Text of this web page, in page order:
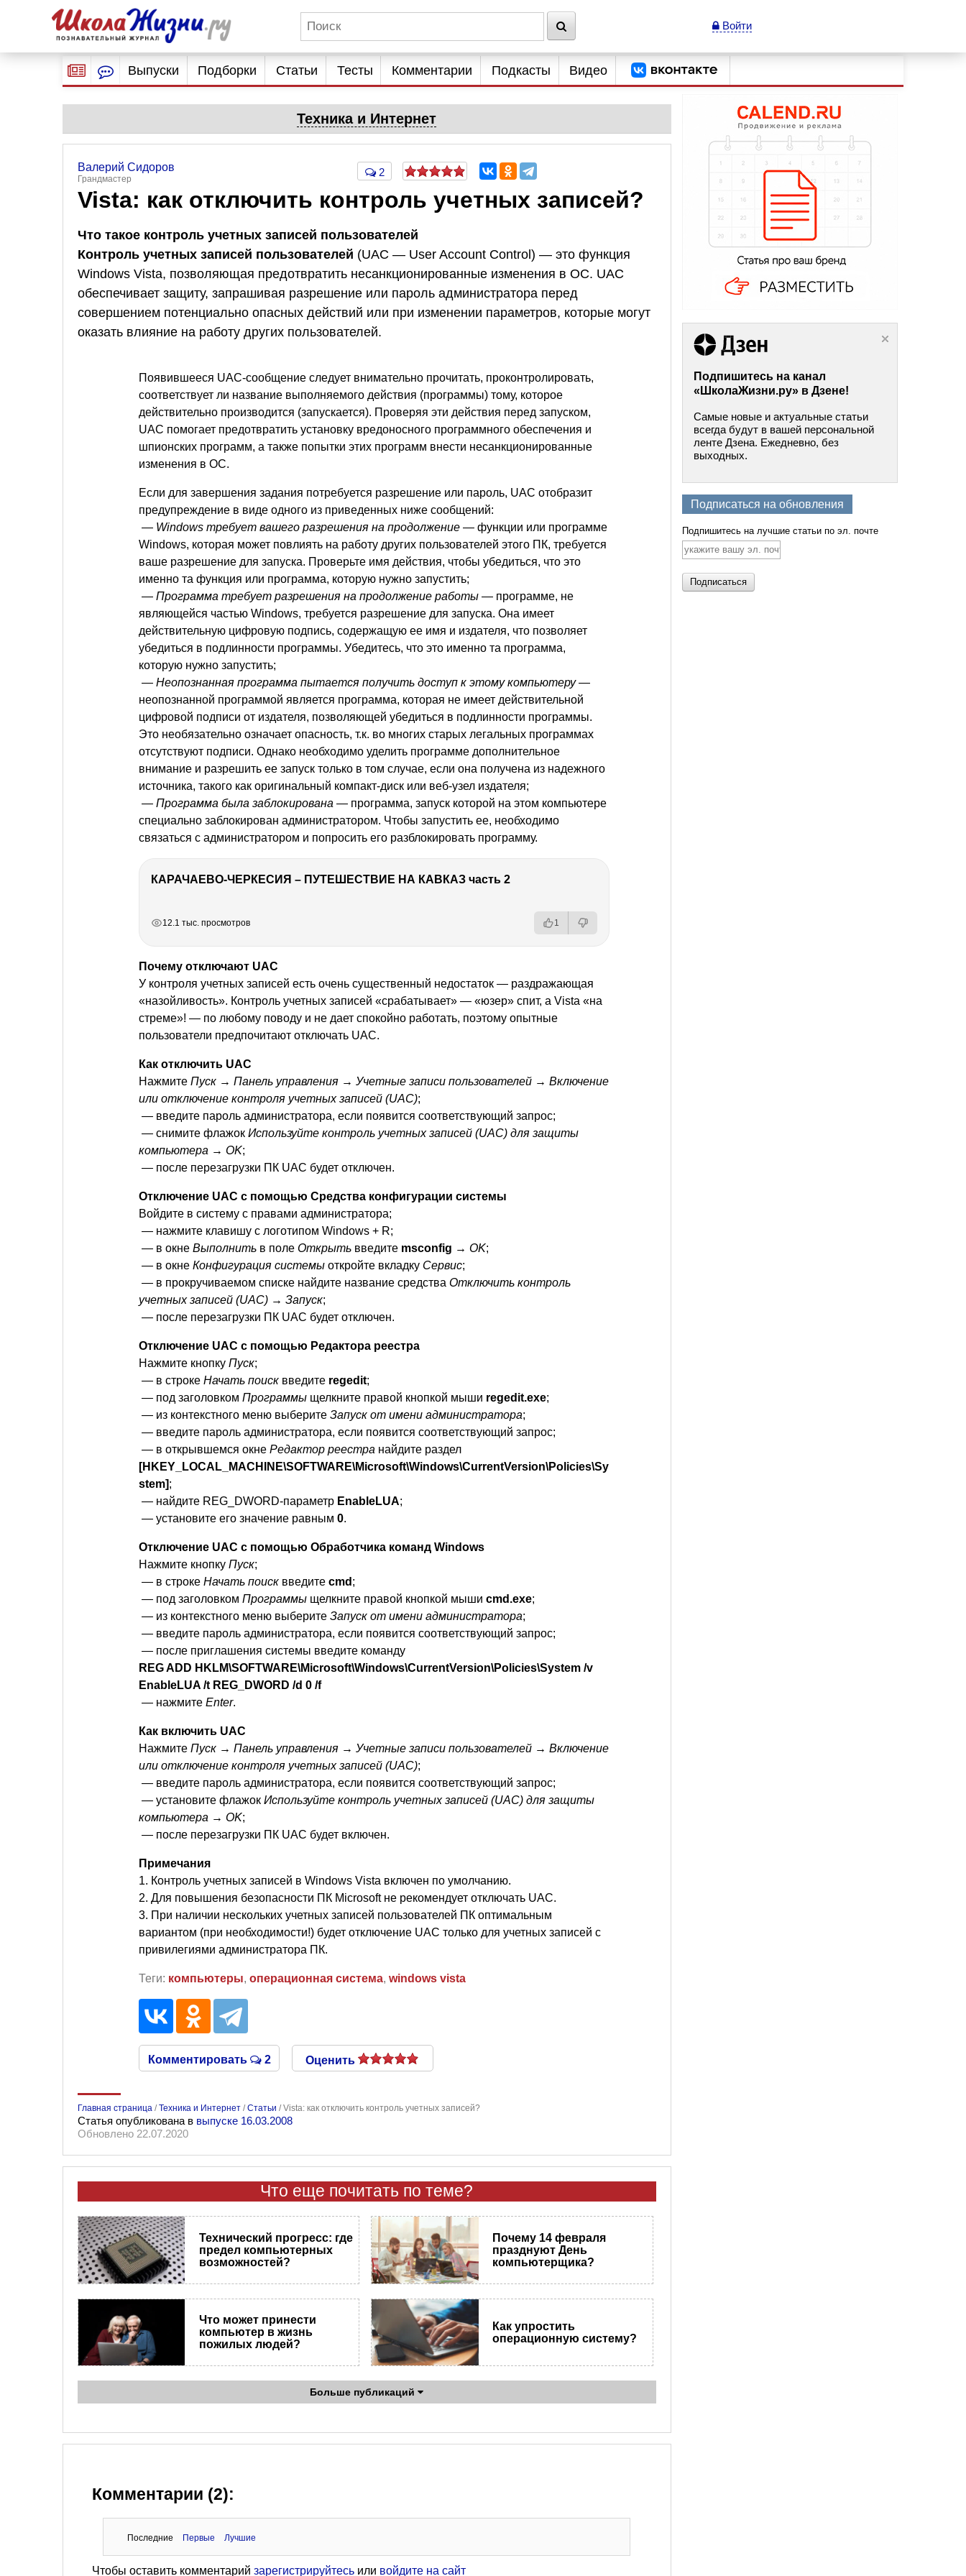
Войти
Выпуски Подборки Статьи Тесты Комментарии Подкасты Видео
Техника и Интернет
Валерий Сидоров
Грандмастер
2
Vista: как отключить контроль учетных записей?
Что такое контроль учетных записей пользователей
Контроль учетных записей пользователей (UAC — User Account Control) — это функция
Windows Vista, позволяющая предотвратить несанкционированные изменения в ОС. UAC
обеспечивает защиту, запрашивая разрешение или пароль администратора перед
совершением потенциально опасных действий или при изменении параметров, которые могут
оказать влияние на работу других пользователей.
Появившееся UAC-сообщение следует внимательно прочитать, проконтролировать,
соответствует ли название выполняемого действия (программы) тому, которое
действительно производится (запускается). Проверяя эти действия перед запуском,
UAC помогает предотвратить установку вредоносного программного обеспечения и
шпионских программ, а также попытки этих программ внести несанкционированные
изменения в ОС.
Если для завершения задания потребуется разрешение или пароль, UAC отобразит
предупреждение в виде одного из приведенных ниже сообщений:
— Windows требует вашего разрешения на продолжение — функции или программе
Windows, которая может повлиять на работу других пользователей этого ПК, требуется
ваше разрешение для запуска. Проверьте имя действия, чтобы убедиться, что это
именно та функция или программа, которую нужно запустить;
— Программа требует разрешения на продолжение работы — программе, не
являющейся частью Windows, требуется разрешение для запуска. Она имеет
действительную цифровую подпись, содержащую ее имя и издателя, что позволяет
убедиться в подлинности программы. Убедитесь, что это именно та программа,
которую нужно запустить;
— Неопознанная программа пытается получить доступ к этому компьютеру—
неопознанной программой является программа, которая не имеет действительной
цифровой подписи от издателя, позволяющей убедиться в подлинности программы.
Это необязательно означает опасность, т.к. во многих старых легальных программах
отсутствуют подписи. Однако необходимо уделить программе дополнительное
внимание и разрешить ее запуск только в том случае, если она получена из надежного
источника, такого как оригинальный компакт-диск или веб-узел издателя;
— Программа была заблокирована — программа, запуск которой на этом компьютере
специально заблокирован администратором. Чтобы запустить ее, необходимо
связаться с администратором и попросить его разблокировать программу.
КАРАЧАЕВО-ЧЕРКЕСИЯ – ПУТЕШЕСТВИЕ НА КАВКАЗ часть 2
12.1 тыс. просмотров 1
Почему отключают UAC
У контроля учетных записей есть очень существенный недостаток — раздражающая
«назойливость». Контроль учетных записей «срабатывает» — «юзер» спит, а Vista «на
стреме»! — по любому поводу и не дает спокойно работать, поэтому опытные
пользователи предпочитают отключать UAC.
Как отключить UAC
Нажмите Пуск → Панель управления → Учетные записи пользователей → Включение
или отключение контроля учетных записей (UAC);
— введите пароль администратора, если появится соответствующий запрос;
— снимите флажок Используйте контроль учетных записей (UAC) для защиты
компьютера → OK;
— после перезагрузки ПК UAC будет отключен.
Отключение UAC с помощью Средства конфигурации системы
Войдите в систему с правами администратора;
— нажмите клавишу с логотипом Windows + R;
— в окне Выполнить в поле Открыть введите msconfig → OK;
— в окне Конфигурация системы откройте вкладку Сервис;
— в прокручиваемом списке найдите название средства Отключить контроль
учетных записей (UAC) → Запуск;
— после перезагрузки ПК UAC будет отключен.
Отключение UAC с помощью Редактора реестра
Нажмите кнопку Пуск;
— в строке Начать поиск введите regedit;
— под заголовком Программы щелкните правой кнопкой мыши regedit.exe;
— из контекстного меню выберите Запуск от имени администратора;
— введите пароль администратора, если появится соответствующий запрос;
— в открывшемся окне Редактор реестра найдите раздел
[HKEY_LOCAL_MACHINE\SOFTWARE\Microsoft\Windows\CurrentVersion\Policies\Sy
stem];
— найдите REG_DWORD-параметр EnableLUA;
— установите его значение равным 0.
Отключение UAC с помощью Обработчика команд Windows
Нажмите кнопку Пуск;
— в строке Начать поиск введите cmd ;
— под заголовком Программы щелкните правой кнопкой мыши cmd.exe;
— из контекстного меню выберите Запуск от имени администратора;
— введите пароль администратора, если появится соответствующий запрос;
— после приглашения системы введите команду
REG ADD HKLM\SOFTWARE\Microsoft\Windows\CurrentVersion\Policies\System /v
EnableLUA /t REG_DWORD /d 0 /f
— нажмите Enter.
Как включить UAC
Нажмите Пуск → Панель управления → Учетные записи пользователей → Включение
или отключение контроля учетных записей (UAC);
— введите пароль администратора, если появится соответствующий запрос;
— установите флажок Используйте контроль учетных записей (UAC) для защиты
компьютера → OK;
— после перезагрузки ПК UAC будет включен.
Примечания
1. Контроль учетных записей в Windows Vista включен по умолчанию.
2. Для повышения безопасности ПК Microsoft не рекомендует отключать UAC.
3. При наличии нескольких учетных записей пользователей ПК оптимальным
вариантом (при необходимости!) будет отключение UAC только для учетных записей с
привилегиями администратора ПК.
Теги: компьютеры, операционная система, windows vista
Комментировать 2 Оценить
Главная страница /Техника и Интернет /Статьи /Vista: как отключить контроль учетных записей?
Статья опубликована в выпуске 16.03.2008
Обновлено 22.07.2020
Что еще почитать по теме?
Технический прогресс: где
предел компьютерных
возможностей?
Почему 14 февраля
празднуют День
компьютерщика?
Что может принести
компьютер в жизнь
пожилых людей?
Как упростить
операционную систему?
Больше публикаций
Комментарии (2):
Последние Первые Лучшие
Чтобы оставить комментарий зарегистрируйтесь или войдите на сайт
Подпишитесь на канал
«ШколаЖизни.ру» в Дзене!
Самые новые и актуальные статьи
всегда будут в вашей персональной
ленте Дзена. Ежедневно, без
выходных.
Подписаться на обновления
Подпишитесь на лучшие статьи по эл. почте